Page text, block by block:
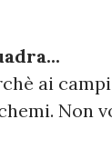
ai
Non